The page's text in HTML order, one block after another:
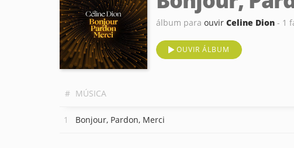
álbum para ouvir Celine Dion - 1
OUVIR ÁLBUM
# MÚSICA
Bonjour, Pardon, Merci